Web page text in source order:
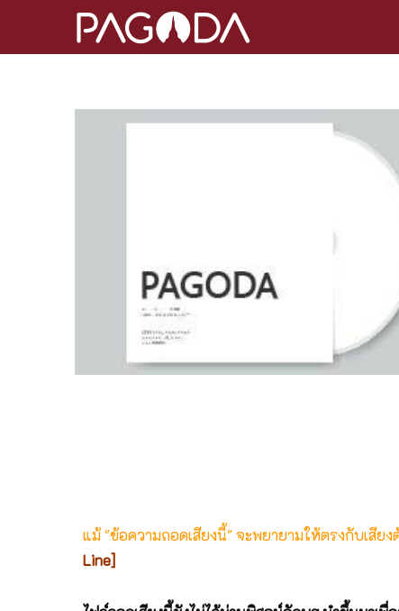
แม้ "ข้อความถอดเสียงนี้" จะพยายามให้ตรงกับเสี
Line]